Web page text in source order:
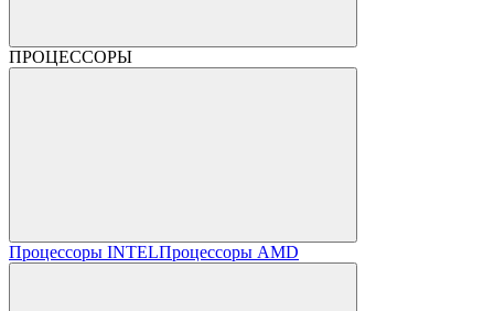
ПРОЦЕССОРЫ
Процессоры INTELПроцессоры AMD